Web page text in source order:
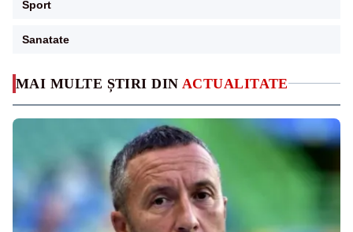
MAI MULTE ȘTIRI DIN ACTUALITATE
Sport
Sanatate